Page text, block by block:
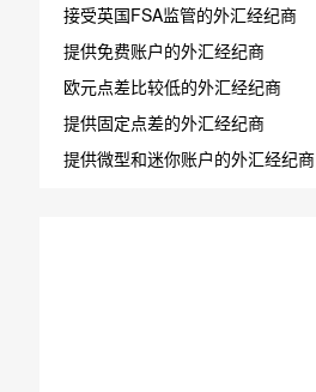
接受英国FSA监管的外汇经纪商
提供免费账户的外汇经纪商
欧元点差比较低的外汇经纪商
提供固定点差的外汇经纪商
提供微型和迷你账户的外汇经纪商